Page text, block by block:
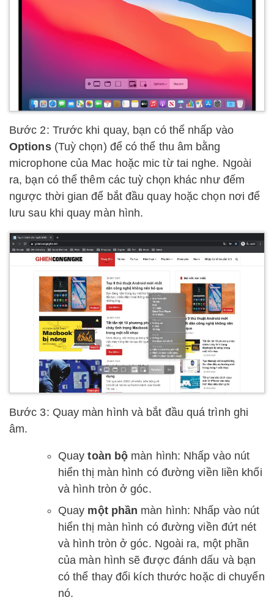
Bước 2: Trước khi quay, bạn có thể nhấp vào
Options(Tuỳ chọn) để có thể thu âm bằng
microphone của Mac hoặc mic từ tai nghe. Ngoài
ra, bạn có thể thêm các tuỳ chọn khác như đếm
ngược thời gian để bắt đầu quay hoặc chọn nơi để
lưu sau khi quay màn hình.
Bước 3: Quay màn hình và bắt đầu quá trình ghi
âm.
Quaytoàn bộ màn hình: Nhấp vào nút
hiển thị màn hình có đường viền liền khối
và hình tròn ở góc.
Quay một phần màn hình: Nhấp vào nút
hiển thị màn hình có đường viền đứt nét
và hình tròn ở góc. Ngoài ra, một phần
của màn hình sẽ được đánh dấu và bạn
có thể thay đổi kích thước hoặc di chuyển
nó.